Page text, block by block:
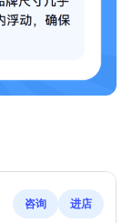
咨询 进店